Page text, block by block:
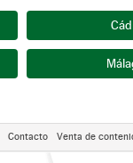
Contacto Venta de